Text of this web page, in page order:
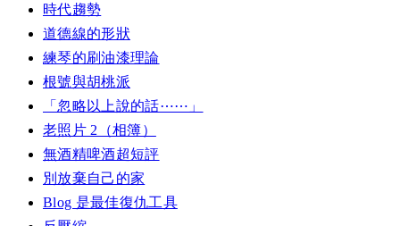
時代趨勢
道德線的形狀
練琴的刷油漆理論
根號與胡桃派
「忽略以上說的話⋯⋯」
老照片 2（相簿）
無酒精啤酒超短評
別放棄自己的家
Blog 是最佳復仇工具